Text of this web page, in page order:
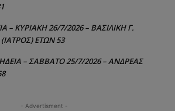
– ΚΥΡΙΑΚΗ 26/7/2026 – ΒΑΣΙΛΙΚΗ Γ.
ΕΤΩΝ 53
– ΣΑΒΒΑΤΟ 25/7/2026 – ΑΝΔΡΕΑΣ
- Advertisment -